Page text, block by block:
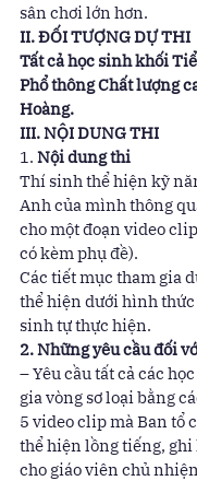
sân chơi lớn hơn.
II. ĐỐI TƯỢNG DỰ THI
Tất cả học sinh khối
Phổ thông Chất lượng
Hoàng.
III. NỘI DUNG THI
1. Nội dung thi
Thí sinh thể hiện kỹ
Anh của mình thông
cho một đoạn video
có kèm phụ đề).
Các tiết mục tham gia
thể hiện dưới hình
sinh tự thực hiện.
2. Những yêu cầu đối
– Yêu cầu tất cả các
gia vòng sơ loại bằng
5 video clip mà Ban tổ
thể hiện lồng tiếng, ghi
cho giáo viên chủ